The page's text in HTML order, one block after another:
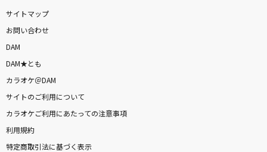
サイトマップ
お問い合わせ
DAM
DAM★とも
カラオケ＠DAM
サイトのご利用について
カラオケご利用にあたっての注意事項
利用規約
特定商取引法に基づく表示